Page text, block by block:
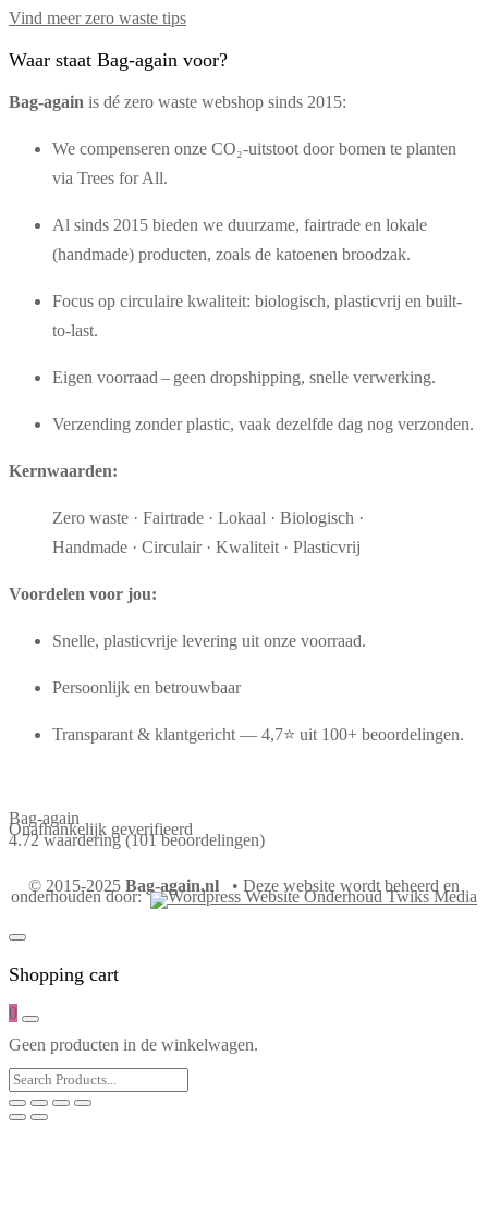
Vind meer zero waste tips
Waar staat Bag-again voor?
Bag‑again is dé zero waste webshop sinds 2015:
We compenseren onze CO₂-uitstoot door bomen te planten
via Trees for All.
Al sinds 2015 bieden we duurzame, fairtrade en lokale
(handmade) producten, zoals de katoenen broodzak.
Focus op circulaire kwaliteit: biologisch, plasticvrij en built-
to-last.
Eigen voorraad – geen dropshipping, snelle verwerking.
Verzending zonder plastic, vaak dezelfde dag nog verzonden.
Kernwaarden:
Zero waste · Fairtrade · Lokaal · Biologisch ·
Handmade · Circulair · Kwaliteit · Plasticvrij
Voordelen voor jou:
Snelle, plasticvrije levering uit onze voorraad.
Persoonlijk en betrouwbaar
Transparant & klantgericht — 4,7⭐ uit 100+ beoordelingen.
Bag-again
Onafhankelijk geverifieerd
4.72 waardering (101 beoordelingen)
© 2015-2025 Bag-again.nl • Deze website wordt beheerd en
onderhouden door:
Shopping cart
0
Geen producten in de winkelwagen.